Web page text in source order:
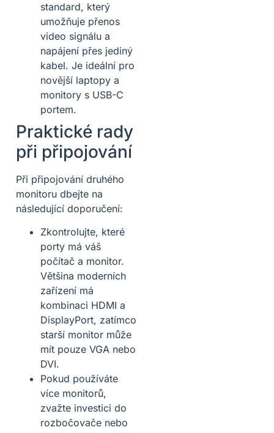
standard, který
umožňuje přenos
video signálu a
napájení přes jediný
kabel. Je ideální pro
novější laptopy a
monitory s USB-C
portem.
Praktické rady
při připojování
Při připojování druhého
monitoru dbejte na
následující doporučení:
Zkontrolujte, které
porty má váš
počítač a monitor.
Většina moderních
zařízení má
kombinaci HDMI a
DisplayPort, zatímco
starší monitor může
mít pouze VGA nebo
DVI.
Pokud používáte
více monitorů,
zvažte investici do
rozbočovače nebo